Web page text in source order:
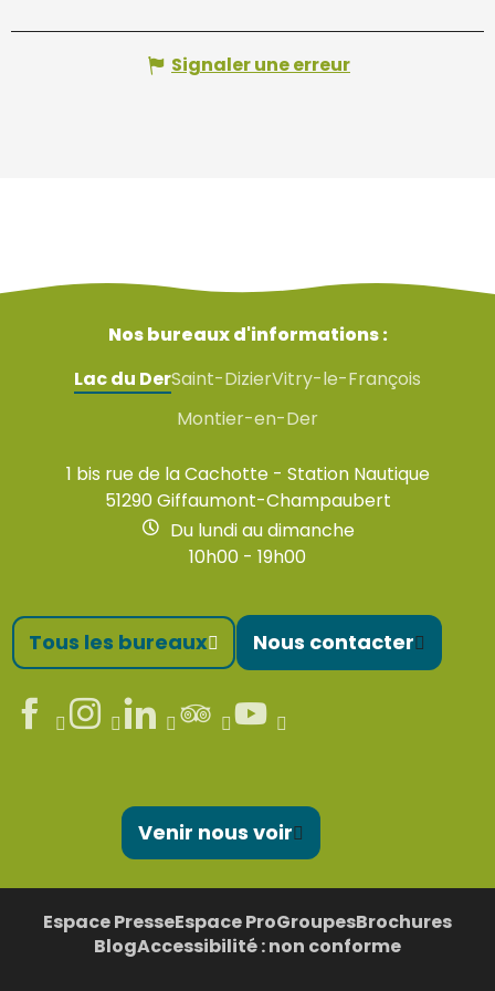
Signaler une erreur
Nos bureaux d'informations :
Lac du DerSaint-DizierVitry-le-François
Montier-en-Der
1 bis rue de la Cachotte - Station Nautique
51290 Giffaumont-Champaubert
Du lundi au dimanche
10h00 - 19h00
Tous les bureaux Nous contacter
Venir nous voir
Espace PresseEspace ProGroupesBrochures
BlogAccessibilité : non conforme